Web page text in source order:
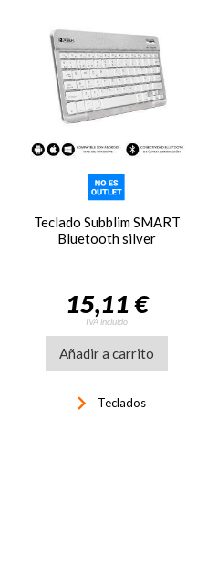
Teclado Subblim SMART
Bluetooth silver
15,11 €
IVA incluido
Añadir a carrito
keyboard_arrow_right Teclados